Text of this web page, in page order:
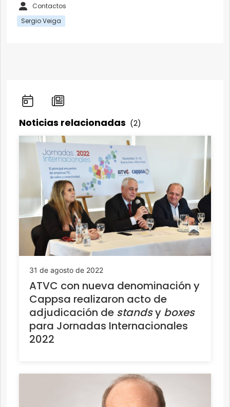
Contactos
Sergio Veiga
Noticias relacionadas (2)
31 de agosto de 2022
ATVC con nueva denominación y
Cappsa realizaron acto de
adjudicación de standsy boxes
para Jornadas Internacionales
2022